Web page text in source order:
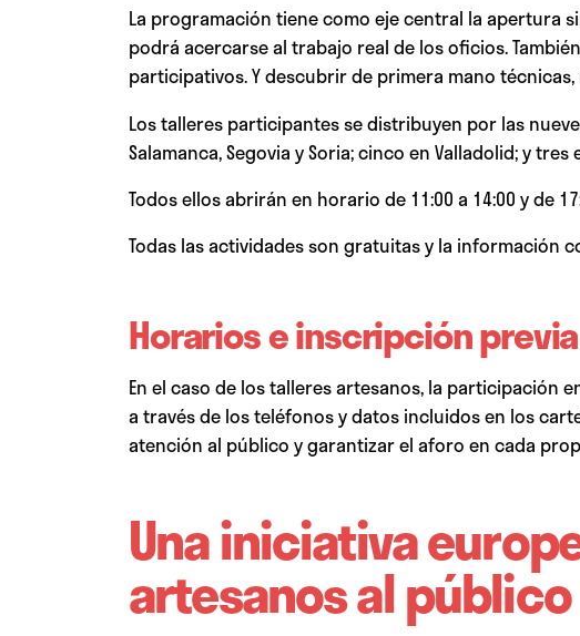
La programación tiene como eje central la apertura
podrá acercarse al trabajo real de los oficios.
participativos. Y descubrir de primera mano
Los talleres participantes se distribuyen por las
Salamanca, Segovia y Soria; cinco en Valladolid; y tres
Todos ellos abrirán en horario de 11:00 a 14:00 y de
Todas las actividades son gratuitas y la información
Horarios e inscripción
En el caso de los talleres artesanos, la
a través de los teléfonos y datos incluidos en los
atención al público y garantizar el aforo en cada
Una iniciativa
artesanos al público